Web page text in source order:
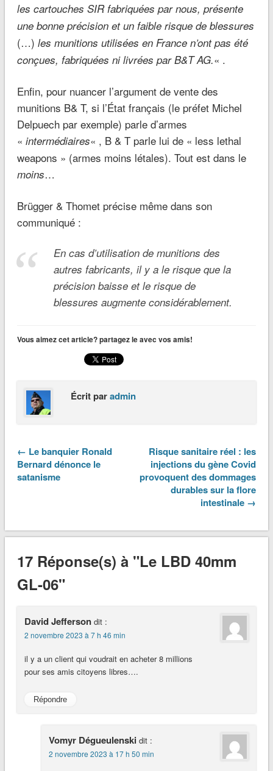
les cartouches SIR fabriquées par nous, présente
une bonne précision et un faible risque de blessures
(…) les munitions utilisées en France n’ont pas été
conçues, fabriquées ni livrées par B&T AG.« .
Enfin, pour nuancer l’argument de vente des
munitions B& T, si l’État français (le préfet Michel
Delpuech par exemple) parle d’armes
« intermédiaires« , B & T parle lui de « less lethal
weapons » (armes moins létales). Tout est dans le
moins…
Brügger & Thomet précise même dans son
communiqué :
En cas d’utilisation de munitions des
autres fabricants, il y a le risque que la
précision baisse et le risque de
blessures augmente considérablement.
Vous aimez cet article? partagez le avec vos amis!
Écrit paradmin
← Le banquier Ronald
Bernard dénonce le
satanisme
Risque sanitaire réel : les
injections du gène Covid
provoquent des dommages
durables sur la flore
intestinale →
17 Réponse(s) à "Le LBD 40mm
GL-06"
David Jefferson dit :
2 novembre 2023 à 7 h 46 min
il y a un client qui voudrait en acheter 8 millions
pour ses amis citoyens libres….
Répondre
Vomyr Dégueulenski dit :
2 novembre 2023 à 17 h 50 min